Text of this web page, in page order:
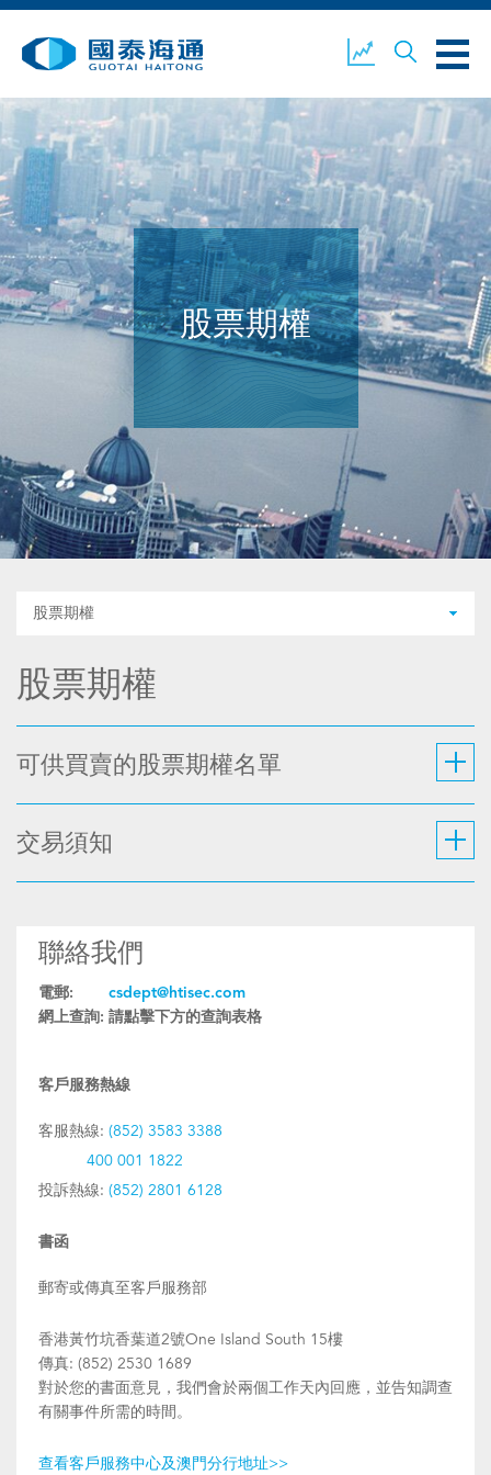
業務概覽 公司新聞
環境、社會及企業管治 國泰海通證券 聯絡我們
股票期權
股票期權
股票期權
可供買賣的股票期權名單
交易須知
聯絡我們
電郵:
csdept@htisec.com
網上查詢: 請點擊下方的查詢表格
客戶服務熱線
客服熱線: (852) 3583 3388
400 001 1822
投訴熱線: (852) 2801 6128
書函
郵寄或傳真至客戶服務部
香港黃竹坑香葉道2號One Island South 15樓
傳真: (852) 2530 1689
對於您的書面意見，我們會於兩個工作天內回應，並告知調查
有關事件所需的時間。
查看客戶服務中心及澳門分行地址>>